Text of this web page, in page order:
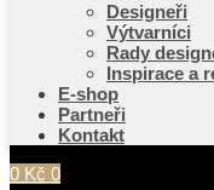
Designeři
Výtvarníci
Rady
Inspirace a
E-shop
Partneři
Kontakt
0 Kč 0